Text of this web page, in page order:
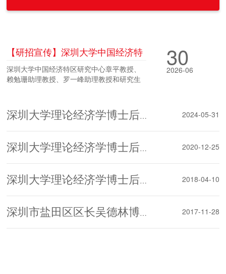
十五周年之
【研招宣传】深圳大学中国经济特
区研究中心赴黑龙江大学、东北林
业大学、哈尔滨工程大学开展研究
生招生宣讲
深圳大学中国经济特区研究中心章平教授、
赖勉珊助理教授、罗一峰助理教授和研究生
学三所黑龙江省内高校，开展研究生招生宣
讲与学术交流活动。
30
2026-06
深圳大学理论经济学博士后流动站首个校友企业博士后合作研究基地正式成立 2024-05-31
深圳大学理论经济学博士后流动站 在2020年博士后工作综合评估中评为“优秀”的喜报 2020-12-25
深圳大学理论经济学博士后流动站举行两位博士后开题考核报告会 2018-04-10
深圳市盐田区区长吴德林博士受聘深圳大学理论经济学博士后合作导师 2017-11-28